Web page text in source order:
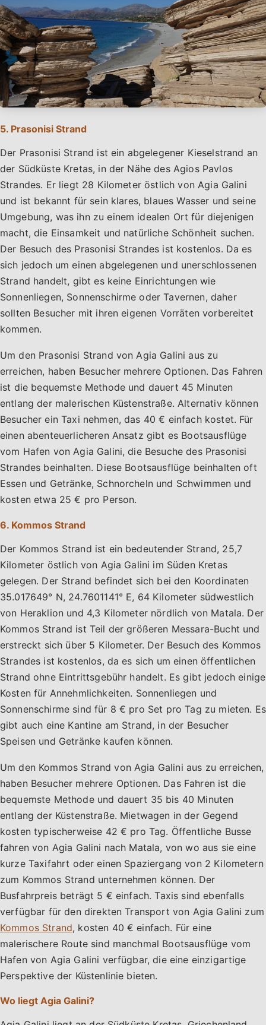
5. Prasonisi Strand
Der Prasonisi Strand ist ein abgelegener Kieselstrand an
der Südküste Kretas, in der Nähe des Agios Pavlos
Strandes. Er liegt 28 Kilometer östlich von Agia Galini
und ist bekannt für sein klares, blaues Wasser und seine
Umgebung, was ihn zu einem idealen Ort für diejenigen
macht, die Einsamkeit und natürliche Schönheit suchen.
Der Besuch des Prasonisi Strandes ist kostenlos. Da es
sich jedoch um einen abgelegenen und unerschlossenen
Strand handelt, gibt es keine Einrichtungen wie
Sonnenliegen, Sonnenschirme oder Tavernen, daher
sollten Besucher mit ihren eigenen Vorräten vorbereitet
kommen.
Um den Prasonisi Strand von Agia Galini aus zu
erreichen, haben Besucher mehrere Optionen. Das Fahren
ist die bequemste Methode und dauert 45 Minuten
entlang der malerischen Küstenstraße. Alternativ können
Besucher ein Taxi nehmen, das 40 € einfach kostet. Für
einen abenteuerlicheren Ansatz gibt es Bootsausflüge
vom Hafen von Agia Galini, die Besuche des Prasonisi
Strandes beinhalten. Diese Bootsausflüge beinhalten oft
Essen und Getränke, Schnorcheln und Schwimmen und
kosten etwa 25 € pro Person.
6. Kommos Strand
Der Kommos Strand ist ein bedeutender Strand, 25,7
Kilometer östlich von Agia Galini im Süden Kretas
gelegen. Der Strand befindet sich bei den Koordinaten
35.017649° N, 24.7601141° E, 64 Kilometer südwestlich
von Heraklion und 4,3 Kilometer nördlich von Matala. Der
Kommos Strand ist Teil der größeren Messara-Bucht und
erstreckt sich über 5 Kilometer. Der Besuch des Kommos
Strandes ist kostenlos, da es sich um einen öffentlichen
Strand ohne Eintrittsgebühr handelt. Es gibt jedoch einige
Kosten für Annehmlichkeiten. Sonnenliegen und
Sonnenschirme sind für 8 € pro Set pro Tag zu mieten. Es
gibt auch eine Kantine am Strand, in der Besucher
Speisen und Getränke kaufen können.
Um den Kommos Strand von Agia Galini aus zu erreichen,
haben Besucher mehrere Optionen. Das Fahren ist die
bequemste Methode und dauert 35 bis 40 Minuten
entlang der Küstenstraße. Mietwagen in der Gegend
kosten typischerweise 42 € pro Tag. Öffentliche Busse
fahren von Agia Galini nach Matala, von wo aus sie eine
kurze Taxifahrt oder einen Spaziergang von 2 Kilometern
zum Kommos Strand unternehmen können. Der
Busfahrpreis beträgt 5 € einfach. Taxis sind ebenfalls
verfügbar für den direkten Transport von Agia Galini zum
Kommos Strand, kosten 40 € einfach. Für eine
malerischere Route sind manchmal Bootsausflüge vom
Hafen von Agia Galini verfügbar, die eine einzigartige
Perspektive der Küstenlinie bieten.
Wo liegt Agia Galini?